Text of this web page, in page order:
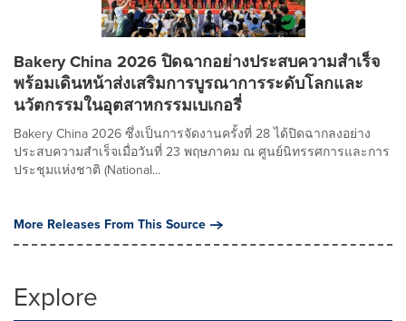
Bakery China 2026 ปิดฉากอย่างประสบความสำเร็จ
พร้อมเดินหน้าส่งเสริมการบูรณาการระดับโลกและ
นวัตกรรมในอุตสาหกรรมเบเกอรี่
Bakery China 2026 ซึ่งเป็นการจัดงานครั้งที่ 28 ได้ปิดฉากลงอย่าง
ประสบความสำเร็จเมื่อวันที่ 23 พฤษภาคม ณ ศูนย์นิทรรศการและการ
ประชุมแห่งชาติ (National...
More Releases From This Source
Explore